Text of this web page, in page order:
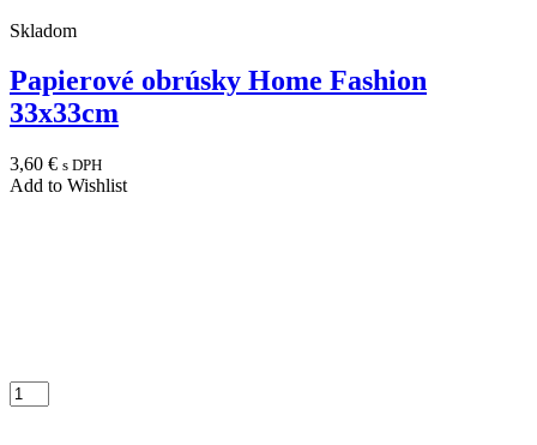
Skladom
Papierové obrúsky Home Fashion
33x33cm
3,60 € s DPH
Add to Wishlist